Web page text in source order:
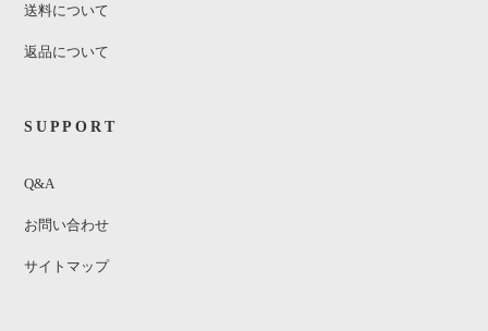
送料について
返品について
SUPPORT
Q&A
お問い合わせ
サイトマップ